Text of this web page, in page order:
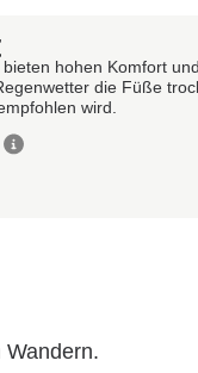
hohen Komfort
die Füße
wird.